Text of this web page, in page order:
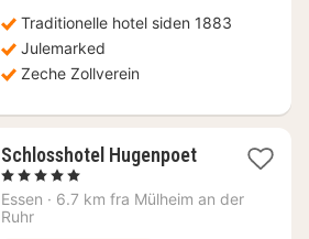
Traditionelle hotel siden 1883
Julemarked
Zeche Zollverein
Schlosshotel Hugenpoet1
fra
, 5 Stjerner
Essen · 6.7 km fra Mülheim an der
Ruhr